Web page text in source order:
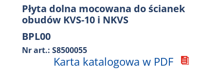
Płyta dolna mocowana do ścianek
obudów KVS-10 i NKVS
BPL00
Nr art.: S8500055

Karta katalogowa w PDF